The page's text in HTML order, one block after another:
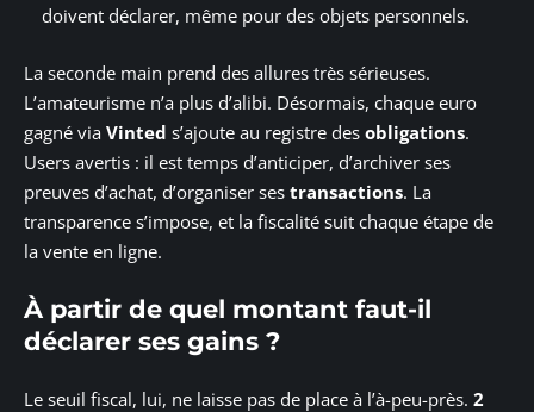
doivent déclarer, même pour des objets personnels.
La seconde main prend des allures très sérieuses.
L’amateurisme n’a plus d’alibi. Désormais, chaque euro
gagné via Vinted s’ajoute au registre des obligations.
Users avertis : il est temps d’anticiper, d’archiver ses
preuves d’achat, d’organiser ses transactions. La
transparence s’impose, et la fiscalité suit chaque étape de
la vente en ligne.
À partir de quel montant faut-il
déclarer ses gains ?
Le seuil fiscal, lui, ne laisse pas de place à l’à-peu-près. 2